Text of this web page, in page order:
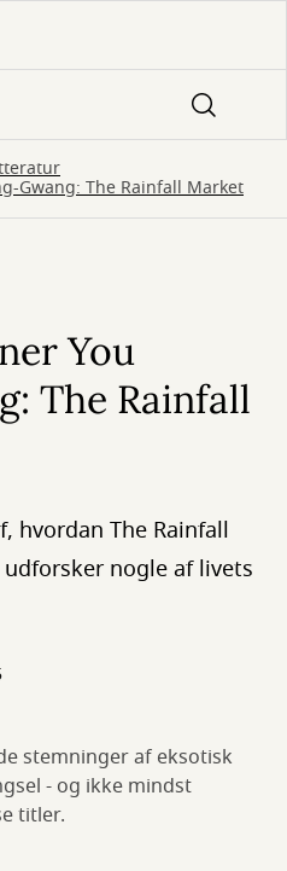
Gwang: The Rainfall Market
You
The Rainfall
hvordan The Rainfall
nogle af livets
stemninger af eksotisk
- og ikke mindst
titler.